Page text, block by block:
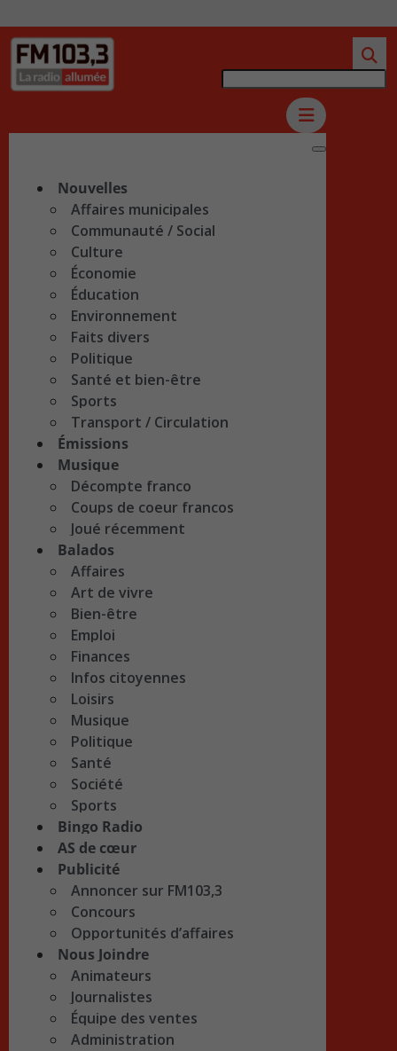
Nouvelles
Affaires municipales
Communauté / Social
Culture
Économie
Éducation
Environnement
Faits divers
Politique
Santé et bien-être
Sports
Transport / Circulation
Émissions
Musique
Décompte franco
Coups de coeur francos
Joué récemment
Balados
Affaires
Art de vivre
Bien-être
Emploi
Finances
Infos citoyennes
Loisirs
Musique
Politique
Santé
Société
Sports
Bingo Radio
AS de cœur
Publicité
Annoncer sur FM103,3
Concours
Opportunités d’affaires
Nous Joindre
Animateurs
Journalistes
Équipe des ventes
Administration